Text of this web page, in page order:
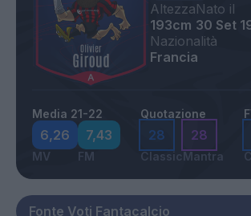
Altezza
193cm
Nato il
30 Set
Nazionalità
Francia
Media 21-22
6,26
MV
7,43
FM
Quotazione
28
Classic
28
Mantra